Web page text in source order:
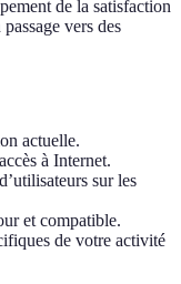
de la satisfaction
vers des
actuelle.
à Internet.
sur les
et compatible.
de votre activité